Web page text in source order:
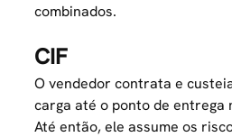
combinados.
CIF
O vendedor contrata e
carga até o ponto de entrega
Até então, ele assume os